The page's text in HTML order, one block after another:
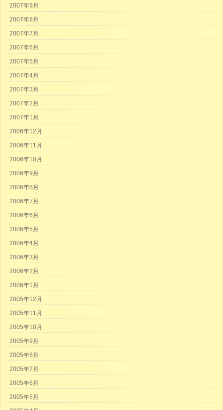
2007年9月
2007年8月
2007年7月
2007年6月
2007年5月
2007年4月
2007年3月
2007年2月
2007年1月
2006年12月
2006年11月
2006年10月
2006年9月
2006年8月
2006年7月
2006年6月
2006年5月
2006年4月
2006年3月
2006年2月
2006年1月
2005年12月
2005年11月
2005年10月
2005年9月
2005年8月
2005年7月
2005年6月
2005年5月